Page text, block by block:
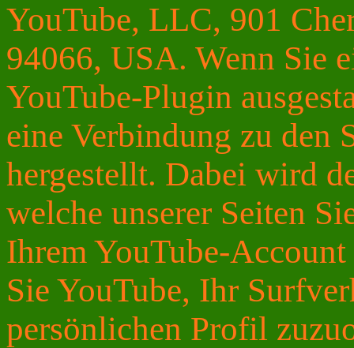
YouTube, LLC, 901
94066, USA. Wenn Sie
YouTube-Plugin
eine Verbindung zu den
hergestellt. Dabei wird
welche unserer Seiten
Ihrem YouTube-
Sie YouTube, Ihr
persönlichen Profil